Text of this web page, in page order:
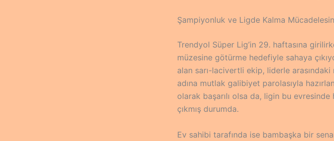
Şampiyonluk ve Ligde Kalma
Trendyol Süper Lig’in 29. haftasına
müzesine götürme hedefiyle sahaya
alan sarı-lacivertli ekip, liderle
adına mutlak galibiyet parolasıyla
olarak başarılı olsa da, ligin bu
çıkmış durumda.
Ev sahibi tarafında ise bambaşka bir